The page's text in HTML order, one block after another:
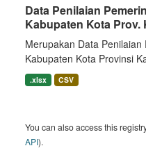
Data Penilaian
Kabupaten Kota Prov.
Merupakan Data
Kabupaten Kota Provinsi
.xlsx CSV
You can also access this
API).